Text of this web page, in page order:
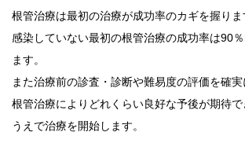
根管治療は最初の治療が成功率のカギを握りま
感染していない最初の根管治療の成功率は90
ます。
また治療前の診査・診断や難易度の評価を確実
根管治療によりどれくらい良好な予後が期待
うえで治療を開始します。